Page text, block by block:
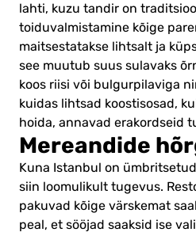
lahti, kuzu tandir on
toiduvalmistamine kõige
maitsestatakse lihtsalt ja
see muutub suus sulavaks
koos riisi või bulgurpilaviga
kuidas lihtsad koostisosad,
hoida, annavad erakordseid
Mereandide
Kuna Istanbul on
siin loomulikult tugevus.
pakuvad kõige värskemat
peal, et sööjad saaksid ise